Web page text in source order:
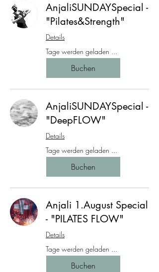
AnjaliSUNDAYSpecial -
"Pilates&Strength"
Details
Tage werden geladen ...
Buchen
AnjaliSUNDAYSpecial -
"DeepFLOW"
Details
Tage werden geladen ...
Buchen
Anjali 1.August Special
- "PILATES FLOW"
Details
Tage werden geladen ...
Buchen